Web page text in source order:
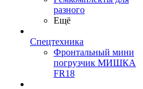
разного
Ещё
Спецтехника
Фронтальный мини
погрузчик МИШКА
FR18